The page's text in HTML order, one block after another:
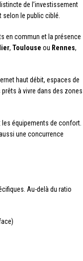
de l’investissement
le public ciblé.
en commun et la présence
, Toulouse ou Rennes,
haut débit, espaces de
à vivre dans des zones
équipements de confort.
une concurrence
Au-delà du ratio